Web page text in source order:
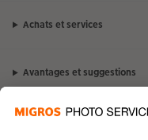
Achats et services
Avantages et suggestions